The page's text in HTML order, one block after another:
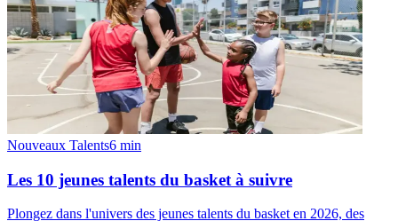
Nouveaux Talents6 min
Les 10 jeunes talents du basket à suivre
Plongez dans l'univers des jeunes talents du basket en 2026, des